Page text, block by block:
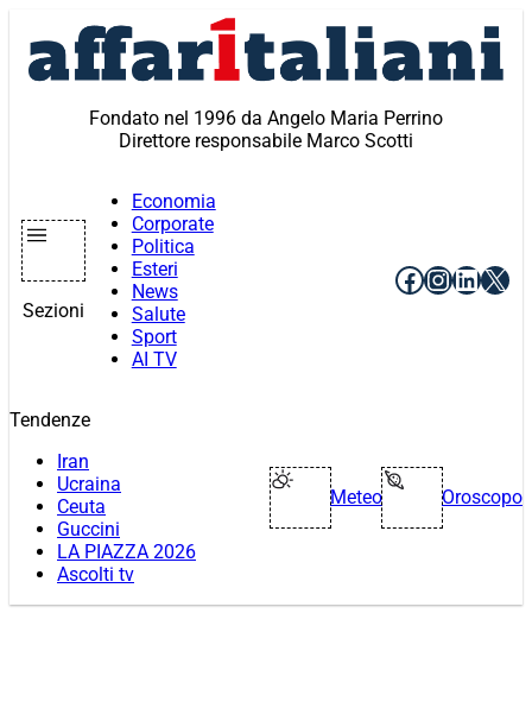
contenuto
Fondato nel 1996 da Angelo Maria Perrino
Direttore responsabile Marco Scotti
Sezioni
Economia
Corporate
Politica
Esteri
News
Salute
Sport
AI TV
Facebook
X
Tendenze
Iran
Ucraina
Ceuta
Guccini
LA PIAZZA 2026
Ascolti tv
Meteo Oroscopo